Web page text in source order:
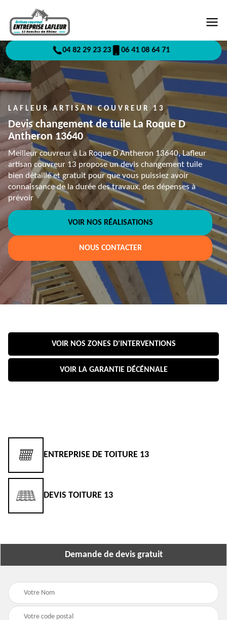
04 82 29 23 23 06 41 08 64 71
LAFLEUR ARTISAN COUVREUR 13
Devis changement de tuile La Roque D
Antheron 13640
Meilleur couvreur à La Roque D Antheron 13640, Lafleur
artisan couvreur 13 propose un devis changement tuile
bien détaillé et gratuit pour que vous puissiez avoir
connaissance de la durée des travaux, des dépenses à
prévoir
VOIR NOS RÉALISATIONS
NOUS CONTACTER
VOIR NOS ZONES D'INTERVENTIONS
VOIR LA GARANTIE DÉCÉNNALE
ENTREPRISE DE TOITURE 13
DEVIS TOITURE 13
Demande de devis gratuit